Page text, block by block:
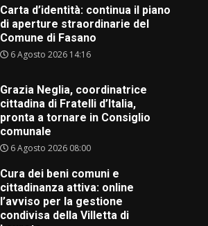
di aperture straordinarie del
Comune di Fasano
6 Agosto 2026 14:16
cittadina di Fratelli d’Italia,
pronta a tornare in Consiglio
comunale
6 Agosto 2026 08:00
cittadinanza attiva: online
l’avviso per la gestione
condivisa della Villetta di
Laureto